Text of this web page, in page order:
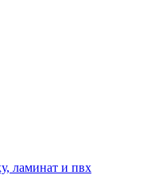
ламинат и пвх